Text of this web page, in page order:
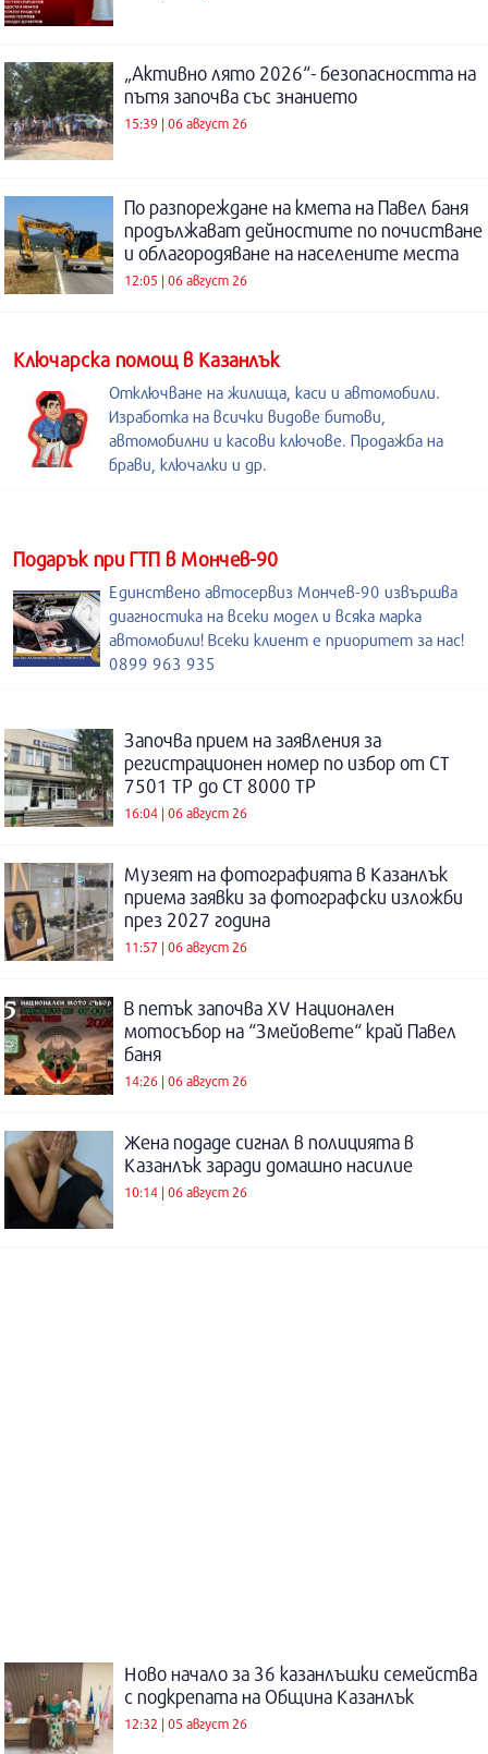
„Активно лято 2026“- безопасността на
пътя започва със знанието
15:39 | 06 август 26
По разпореждане на кмета на Павел баня
продължават дейностите по почистване
и облагородяване на населените места
12:05 | 06 август 26
Kлючарска помощ в Казанлък
Отключване на жилища, каси и автомобили.
Изработка на всички видове битови,
автомобилни и касови ключове. Продажба на
брави, ключалки и др.
Подарък при ГТП в Мончев-90
Единствено автосервиз Мончев-90 извършва
диагностика на всеки модел и всяка марка
автомобили! Всеки клиент е приоритет за нас!
0899 963 935
Започва прием на заявления за
регистрационен номер по избор от СТ
7501 ТР до СТ 8000 ТР
16:04 | 06 август 26
Музеят на фотографията в Казанлък
приема заявки за фотографски изложби
през 2027 година
11:57 | 06 август 26
В петък започва XV Национален
мотосъбор на “Змейовете“ край Павел
баня
14:26 | 06 август 26
Жена подаде сигнал в полицията в
Казанлък заради домашно насилие
10:14 | 06 август 26
Ново начало за 36 казанлъшки семейства
с подкрепата на Община Казанлък
12:32 | 05 август 26